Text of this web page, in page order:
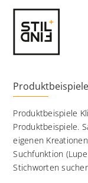
Produktbeispiele
Produktbeispiele.
eigenen
Suchfunktion
Stichworten